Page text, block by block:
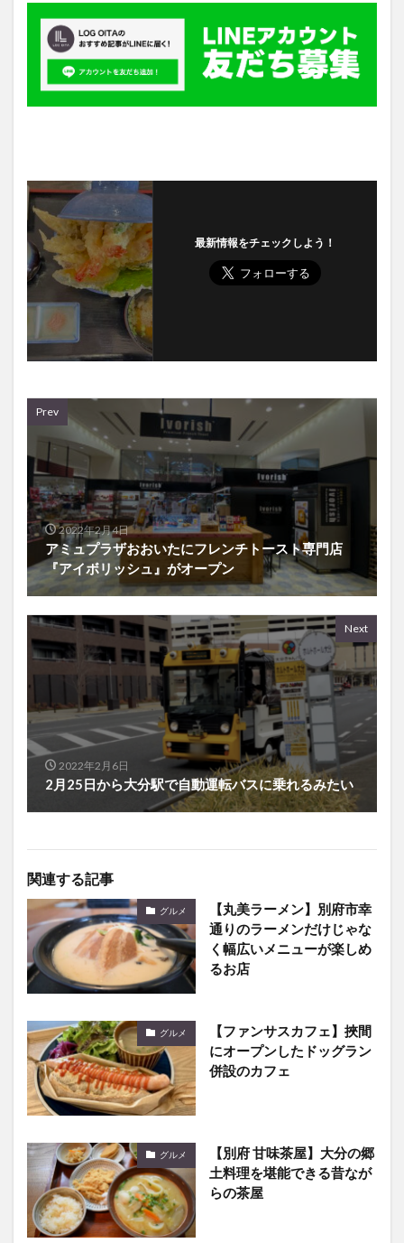
最新情報をチェックしよう！
Prev
2022年2月4日
アミュプラザおおいたにフレンチトースト専門店
『アイボリッシュ』がオープン
Next
2022年2月6日
2月25日から大分駅で自動運転バスに乗れるみたい
関連する記事
グルメ
【丸美ラーメン】別府市幸
通りのラーメンだけじゃな
く幅広いメニューが楽しめ
るお店
グルメ
【ファンサスカフェ】挾間
にオープンしたドッグラン
併設のカフェ
グルメ
【別府 甘味茶屋】大分の郷
土料理を堪能できる昔なが
らの茶屋